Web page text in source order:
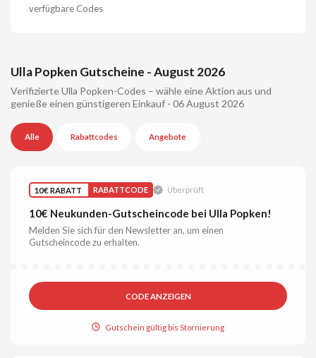
verfügbare Codes
Ulla Popken Gutscheine - August 2026
Verifizierte Ulla Popken-Codes – wähle eine Aktion aus und
genieße einen günstigeren Einkauf - 06 August 2026
Alle Rabattcodes Angebote
10€ RABATT RABATTCODE Überprüft
10€ Neukunden-Gutscheincode bei Ulla Popken!
Melden Sie sich für den Newsletter an, um einen
Gutscheincode zu erhalten.
CODE ANZEIGEN
Gutschein gültig bis Stornierung